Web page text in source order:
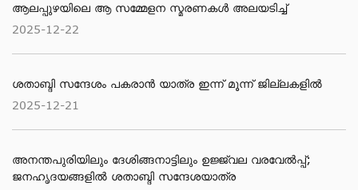
ആലപ്പുഴയിലെ ആ സമ്മേളന സ്മരണകൾ അലയടിച്ച്
2025-12-22
ശതാബ്ദി സന്ദേശം പകരാൻ യാത്ര ഇന്ന് മൂന്ന് ജില്ലകളിൽ
2025-12-21
അനന്തപുരിയിലും ദേശിങ്ങനാട്ടിലും ഉജ്ജ്വല വരവേൽപ്പ്;
ജനഹൃദയങ്ങളിൽ ശതാബ്ദി സന്ദേശയാത്ര